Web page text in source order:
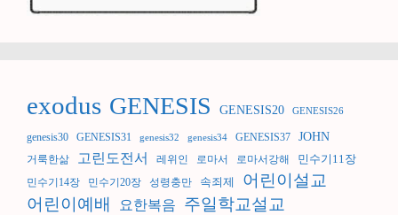
exodus GENESIS GENESIS20 GENESIS26
genesis30 GENESIS31 genesis32 genesis34 GENESIS37 JOHN
거룩한삶 고린도전서 레위인 로마서 로마서강해 민수기11장
민수기14장 민수기20장 성령충만 속죄제
어린이설교
어린이예배
요한복음 주일학교설교